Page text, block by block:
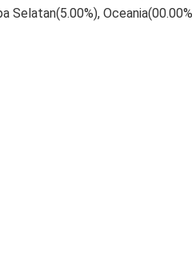
Selatan(5.00%),